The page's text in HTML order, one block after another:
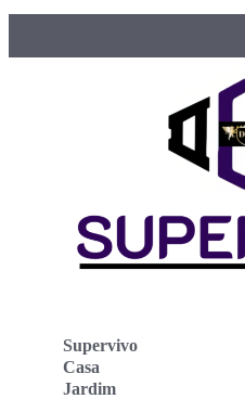
Supervivo
Casa
Jardim